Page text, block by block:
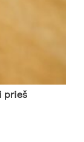
prieš